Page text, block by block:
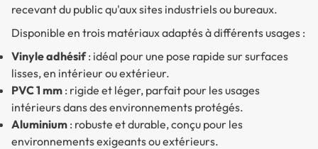
recevant du public qu'aux sites industriels ou bureaux.
Disponible en trois matériaux adaptés à différents usages :
Vinyle adhésif: idéal pour une pose rapide sur surfaces
lisses, en intérieur ou extérieur.
PVC 1 mm : rigide et léger, parfait pour les usages
intérieurs dans des environnements protégés.
Aluminium : robuste et durable, conçu pour les
environnements exigeants ou extérieurs.